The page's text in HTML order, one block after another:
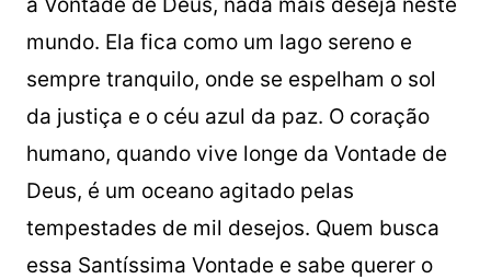
mundo. Ela fica como um lago sereno e
sempre tranquilo, onde se espelham o sol
da justiça e o céu azul da paz. O coração
humano, quando vive longe da Vontade de
Deus, é um oceano agitado pelas
tempestades de mil desejos. Quem busca
essa Santíssima Vontade e sabe querer o